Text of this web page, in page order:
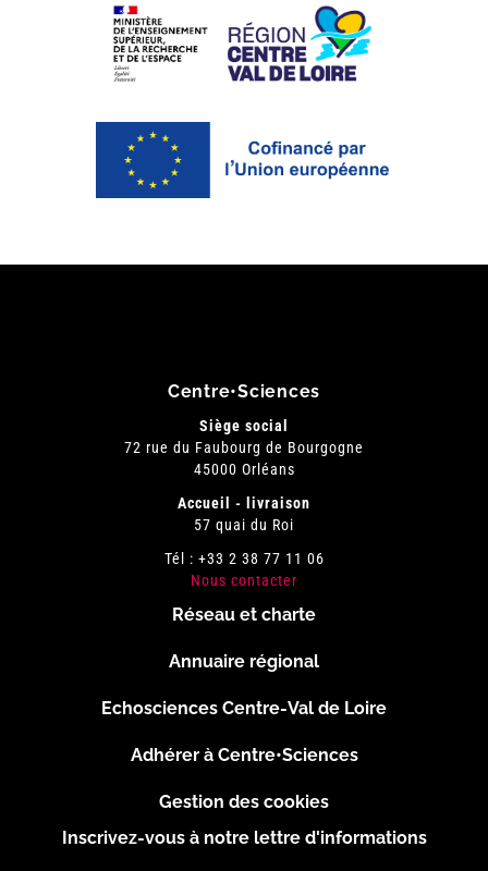
Centre•Sciences
Siège social
72 rue du Faubourg de Bourgogne
45000 Orléans
Accueil - livraison
57 quai du Roi
Tél : +33 2 38 77 11 06
Nous contacter
page
Réseau et charte
Annuaire régional
Echosciences Centre-Val de Loire
Adhérer à Centre•Sciences
Gestion des cookies
Inscrivez-vous à notre lettre d'informations